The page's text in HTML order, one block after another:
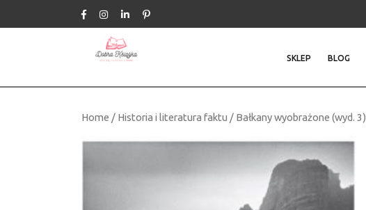
SKLEP BLOG
Home / Historia i literatura faktu / Bałkany wyobrażone (wyd. 3)